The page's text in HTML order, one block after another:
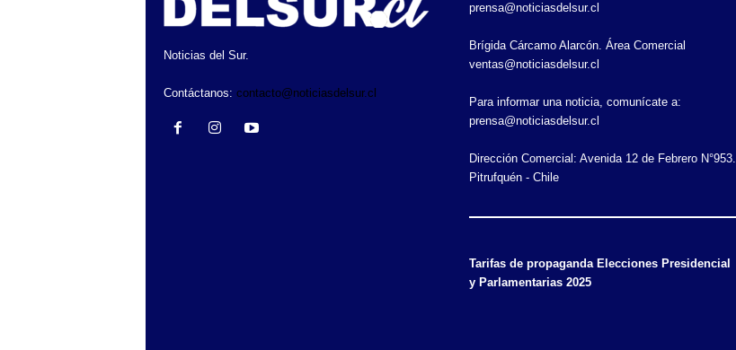
Noticias del Sur.
Contáctanos: contacto@noticiasdelsur.cl
prensa@noticiasdelsur.cl
Brígida Cárcamo Alarcón. Área Comercial
ventas@noticiasdelsur.cl
Para informar una noticia, comunícate a:
prensa@noticiasdelsur.cl
Dirección Comercial: Avenida 12 de Febrero N°953.
Pitrufquén - Chile
Tarifas de propaganda Elecciones Presidencial
y Parlamentarias 2025